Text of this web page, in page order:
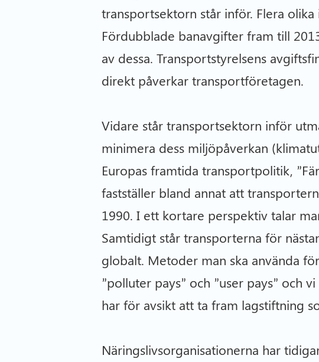
transportsektorn står inför. Flera
Fördubblade banavgifter fram till
av dessa. Transportstyrelsens
direkt påverkar transportföretagen.
Vidare står transportsektorn inför
minimera dess miljöpåverkan
Europas framtida transportpolitik,
fastställer bland annat att
1990. I ett kortare perspektiv talar
Samtidigt står transporterna för
globalt. Metoder man ska använda
”polluter pays” och ”user pays” och
har för avsikt att ta fram lagstiftning
Näringslivsorganisationerna har